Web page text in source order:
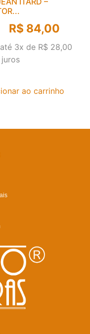
R$ 84,00
3x de R$ 28,00
ao carrinho